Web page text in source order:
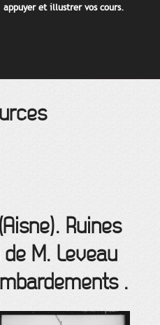
appuyer et illustrer vos cours.
Ruines
M. Leveau
.